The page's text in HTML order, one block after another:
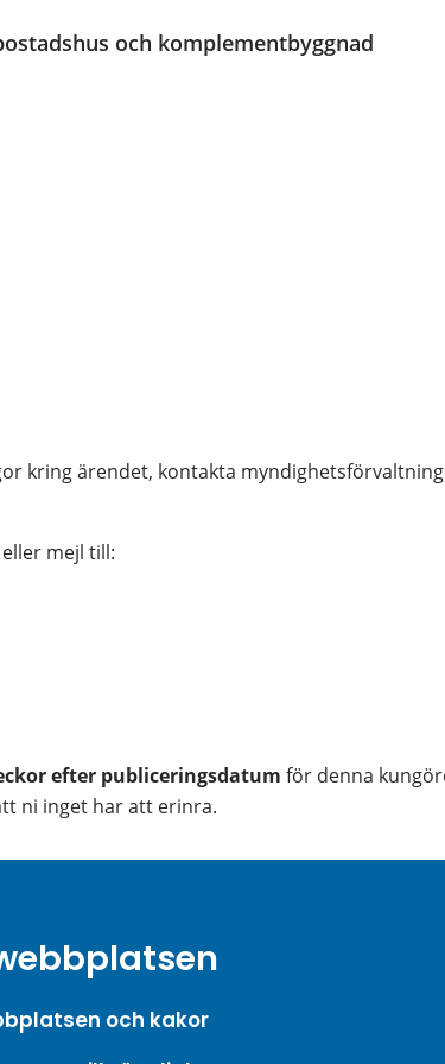
och komplementbyggnad
kring ärendet, kontakta
mejl till:
efter publiceringsdatum för denna
ni inget har att erinra.
och kakor